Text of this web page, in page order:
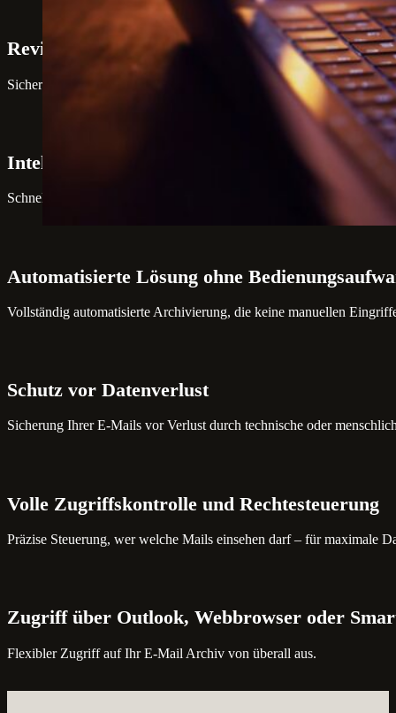
Revisionssichere Ablage
Sicherstellung der Unveränderbarkeit und Vollständigkeit Ihrer
Intelligente Suchfunktionen
Schnelles und einfaches Wiederfinden aller E-Mails mit
Automatisierte Lösung ohne
Vollständig automatisierte Archivierung, die keine manuellen
Schutz vor Datenverlust
Sicherung Ihrer E-Mails vor Verlust durch technische oder
Volle Zugriffskontrolle und Rechtesteuerung
Präzise Steuerung, wer welche Mails einsehen darf – für maximale
Zugriff über Outlook, Webbrowser oder
Flexibler Zugriff auf Ihr E-Mail Archiv von überall aus.